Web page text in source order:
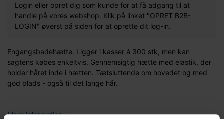
Login eller opret dig som kunde for at få adgang til at
handle på vores webshop. Klik på linket "OPRET B2B-
LOGIN" øverst på siden for at oprette dit log-in.
Engangsbadehætte. Ligger i kasser á 300 stk, men kan
sagtens købes enkeltvis. Gennemsigtig hætte med elastik, der
holder håret inde i hætten. Tætsluttende om hovedet og med
god plads - også til det lange hår.
Mere information